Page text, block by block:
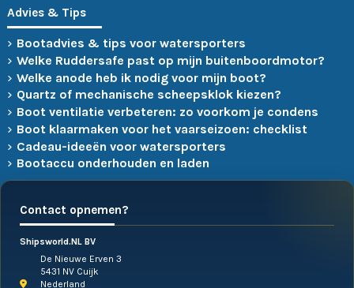
Advies & Tips
Bootadvies & tips voor watersporters
Welke Ruddersafe past op mijn buitenboordmotor?
Welke anode heb ik nodig voor mijn boot?
Quartz of mechanische scheepsklok kiezen?
Boot ventilatie verbeteren: zo voorkom je condens
Boot klaarmaken voor het vaarseizoen: checklist
Cadeau-ideeën voor watersporters
Bootaccu onderhouden en laden
Contact opnemen?
Shipsworld.NL BV
De Nieuwe Erven 3
5431 NV Cuijk
Nederland